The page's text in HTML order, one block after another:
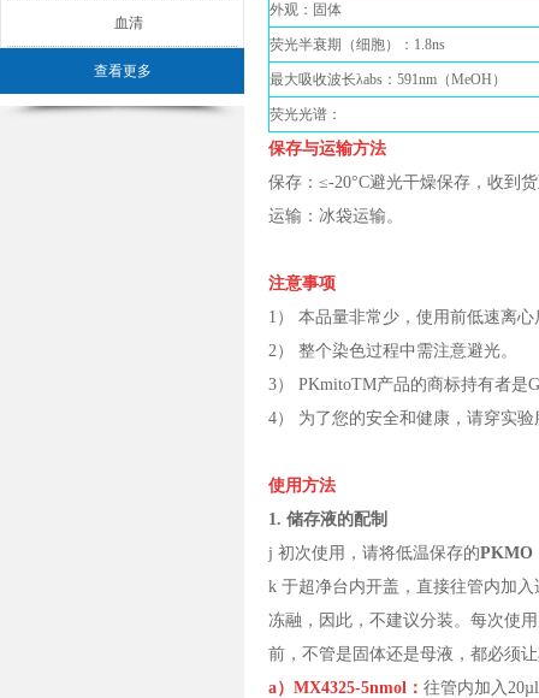
血清
查看更多
外观：固体
荧光半衰期（细胞）：1.8ns
最大吸收波长λabs：591nm（MeOH）
荧光光谱：
保存与运输方法
保存：≤-20°C避光干燥保存，收到
运输：冰袋运输。
注意事项
1） 本品量非常少，使用前低速离
2） 整个染色过程中需注意避光。
3） PKmitoTM产品的商标持有者是
4） 为了您的安全和健康，请穿实
使用方法
1. 储存液的配制
j 初次使用，请将低温保存的PKMO
k 于超净台内开盖，直接往管内加
冻融，因此，不建议分装。每次使
前，不管是固体还是母液，都必须
a）MX4325-5nmol： 往管内加入